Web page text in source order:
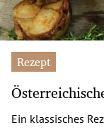
Rezept
Ein klassisches